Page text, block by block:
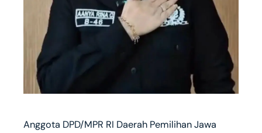
Anggota DPD/MPR RI Daerah Pemilihan Jawa